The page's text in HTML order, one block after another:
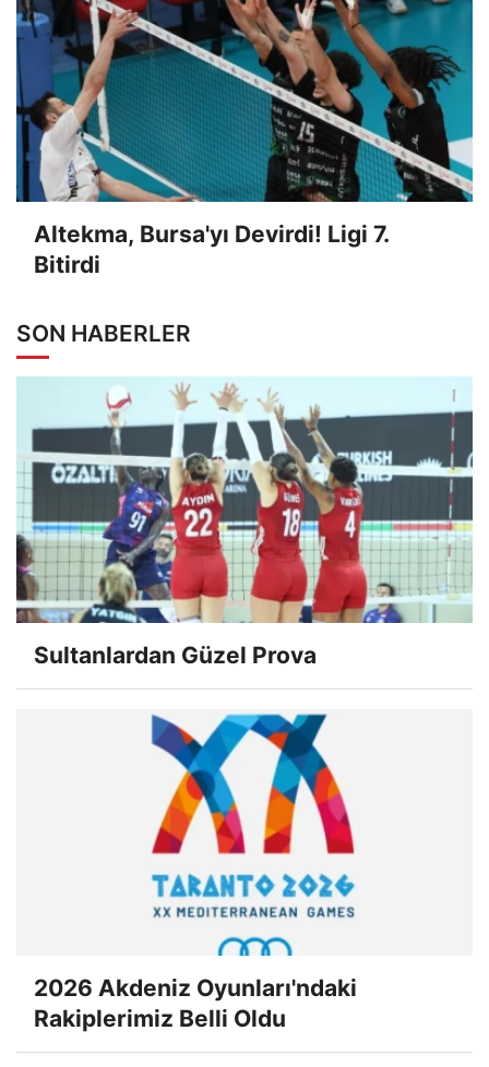
Altekma, Bursa'yı Devirdi! Ligi 7.
Bitirdi
SON HABERLER
Sultanlardan Güzel Prova
2026 Akdeniz Oyunları'ndaki
Rakiplerimiz Belli Oldu